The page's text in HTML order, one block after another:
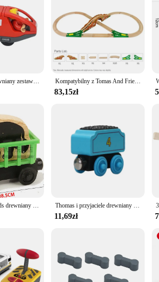
or family gathering. Designed with a
that it can withstand the rigors of playtime
with limited space.
looking to offer a versatile and engaging play
and fine motor skills in children. The various
solving abilities.
enjoyed by multiple generations, making it a
holidays, or special occasions.
Tor kolejowy Drewniany zestaw zabawek kolejowych Zestaw magnetyczny Samochód elektryczny Lokomotywa Diecast Szczelina Pasuje do wszystkich drewnianych torów kolejowych Biro dla dzieci Kompatybilny z Tomas And Friends Drewniany zestaw torów kolejowych Zabawki dla dzieci Drewniana kolejka Zabawka DIY Akcesoria drogowe Zabawka Prezent dla dzieci
83,15zł
Thomas and Friends drewniany pociąg zestaw Thomas Edward Percy Gorden zabawkowy Model magnetyczny kolejka zabawkowa dla chłopców Thomas i przyjaciele drewniany pociąg magnetyczny Molley Diesel Toby Oliver Edward Model pociąg Thomas zabawki dla dzieci chłopiec prezenty urodzinowe
11,69zł